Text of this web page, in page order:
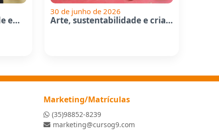
Videodança: criatividade em...
30 de junho de 2026
Arte, sustentabilidade e criatividade...
Marketing/Matrículas
(35)98852-8239
marketing@cursog9.com